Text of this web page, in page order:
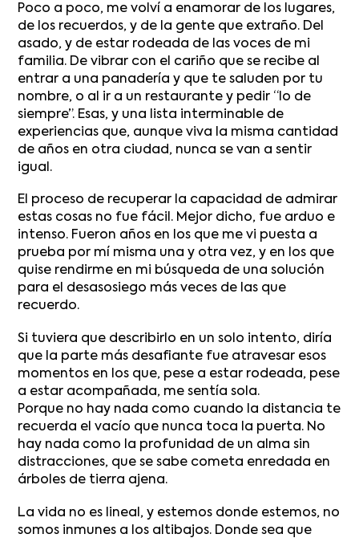
Poco a poco, me volví a enamorar de los lugares,
de los recuerdos, y de la gente que extraño. Del
asado, y de estar rodeada de las voces de mi
familia. De vibrar con el cariño que se recibe al
entrar a una panadería y que te saluden por tu
nombre, o al ir a un restaurante y pedir “lo de
siempre”. Esas, y una lista interminable de
experiencias que, aunque viva la misma cantidad
de años en otra ciudad, nunca se van a sentir
igual.
El proceso de recuperar la capacidad de admirar
estas cosas no fue fácil. Mejor dicho, fue arduo e
intenso. Fueron años en los que me vi puesta a
prueba por mí misma una y otra vez, y en los que
quise rendirme en mi búsqueda de una solución
para el desasosiego más veces de las que
recuerdo.
Si tuviera que describirlo en un solo intento, diría
que la parte más desafiante fue atravesar esos
momentos en los que, pese a estar rodeada, pese
a estar acompañada, me sentía sola.
Porque no hay nada como cuando la distancia te
recuerda el vacío que nunca toca la puerta. No
hay nada como la profunidad de un alma sin
distracciones, que se sabe cometa enredada en
árboles de tierra ajena.
La vida no es lineal, y estemos donde estemos, no
somos inmunes a los altibajos. Donde sea que